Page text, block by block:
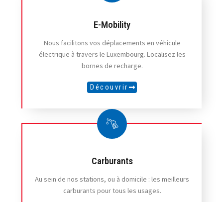
E-Mobility
Nous facilitons vos déplacements en véhicule
électrique à travers le Luxembourg. Localisez les
bornes de recharge.
Découvrir
Carburants
Au sein de nos stations, ou à domicile : les meilleurs
carburants pour tous les usages.